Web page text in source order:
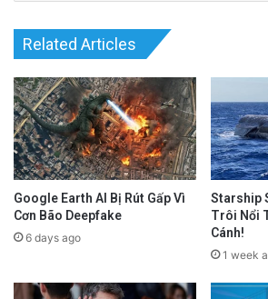
Related Articles
Google Earth AI Bị Rút Gấp Vì
Cơn Bão Deepfake
6 days ago
Starship
Trôi Nổi
Cánh!
1 week